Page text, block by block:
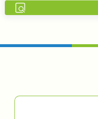
Transparencia
Participa